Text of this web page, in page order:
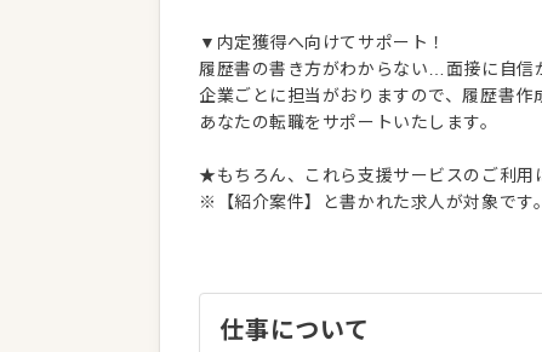
▼内定獲得へ向けてサポート！
履歴書の書き方がわからない…面接に自信
企業ごとに担当がおりますので、履歴書作
あなたの転職をサポートいたします。
★もちろん、これら支援サービスのご利
※【紹介案件】と書かれた求人が対象です。
仕事について